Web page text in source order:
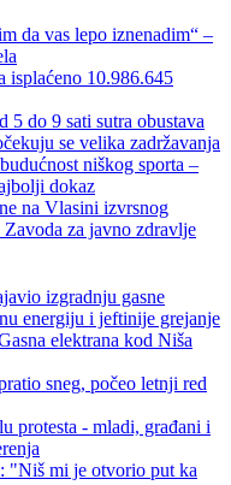
da vas lepo iznenadim“ –
isplaćeno 10.986.645
do 9 sati sutra obustava
se velika zadržavanja
niškog sporta –
dokaz
na Vlasini izvrsnog
za javno zdravlje
izgradnju gasne
energiju i jeftinije grejanje
elektrana kod Niša
sneg, počeo letnji red
protesta - mladi, građani i
"Niš mi je otvorio put ka